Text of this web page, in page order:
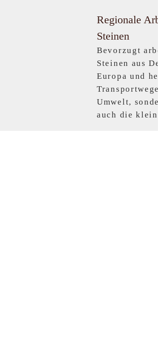
Regionale
Steinen
Bevorzugt
Steinen aus
Europa und
Umwelt,
auch die